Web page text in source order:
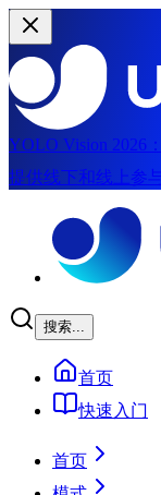
YOLO Vision 2026：
提供线下和线上参
搜索...
首页
快速入门
首页